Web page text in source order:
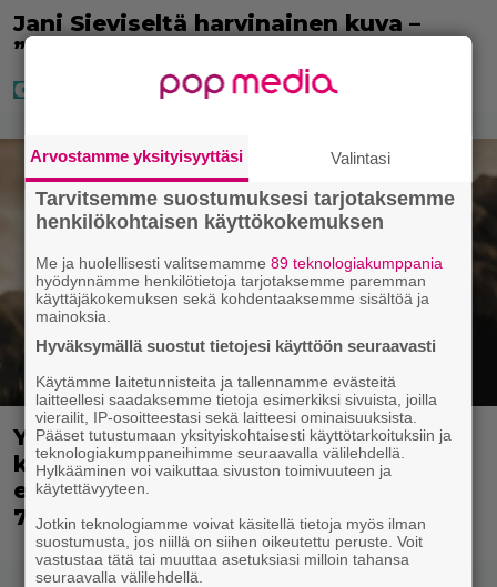
Jani Sieviseltä harvinainen kuva –
”Kaikki lapset samaan aikaan”
Yöllä tv:ssä: Sotaelokuvan näyttelijät
kasvattivat lihakset nopeasti
erikoisella kikalla – IMDb-arvosana on
7,6
Arvostamme yksityisyyttäsi Valintasi
Tarvitsemme suostumuksesi tarjotaksemme
henkilökohtaisen käyttökokemuksen
Me ja huolellisesti valitsemamme89 teknologiakumppania
hyödynnämme henkilötietoja tarjotaksemme paremman
käyttäjäkokemuksen sekä kohdentaaksemme sisältöä ja
mainoksia.
Hyväksymällä suostut tietojesi käyttöön seuraavasti
Käytämme laitetunnisteita ja tallennamme evästeitä
laitteellesi saadaksemme tietoja esimerkiksi sivuista, joilla
vierailit, IP-osoitteestasi sekä laitteesi ominaisuuksista.
Pääset tutustumaan yksityiskohtaisesti käyttötarkoituksiin ja
teknologiakumppaneihimme seuraavalla välilehdellä.
Hylkääminen voi vaikuttaa sivuston toimivuuteen ja
käytettävyyteen.
Jotkin teknologiamme voivat käsitellä tietoja myös ilman
suostumusta, jos niillä on siihen oikeutettu peruste. Voit
vastustaa tätä tai muuttaa asetuksiasi milloin tahansa
seuraavalla välilehdellä.